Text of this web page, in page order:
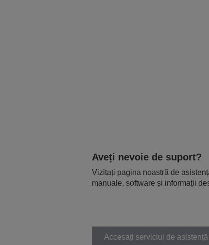
Aveți nevoie de suport?
Vizitați pagina noastră de
manuale, software și informații
Accesați serviciul de asistență